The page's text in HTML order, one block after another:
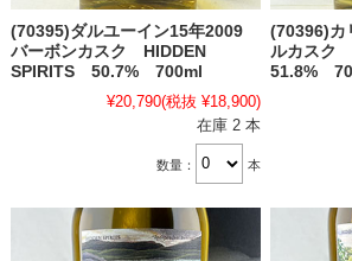
(70395)ダルユーイン15年2009
バーボンカスク HIDDEN
SPIRITS 50.7% 700ml
¥20,790(税抜 ¥18,900)
在庫 2 本
数量： 本
(70396)
ルカスク
51.8%